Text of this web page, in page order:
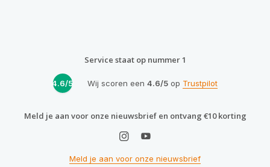
Service staat op nummer 1
4.6/5 Wij scoren een 4.6/5op Trustpilot
Meld je aan voor onze nieuwsbrief en ontvang €10 korting
Meld je aan voor onze nieuwsbrief